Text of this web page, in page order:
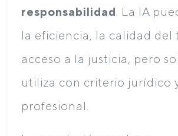
responsabilidad . La IA
la eficiencia, la calidad del
acceso a la justicia, pero
utiliza con criterio jurídico
profesional.